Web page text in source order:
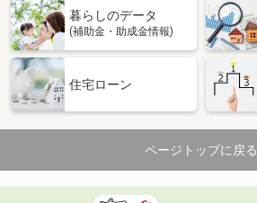
暮らしのデータ
(補助金・助成金情報)
住宅ローン
ページトップに戻る